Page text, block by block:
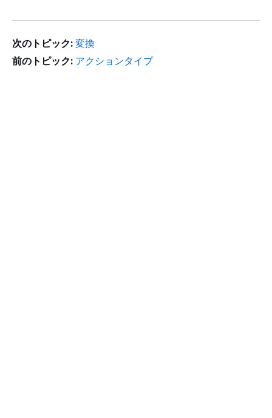
次のトピック: 変換
前のトピック: アクションタイプ